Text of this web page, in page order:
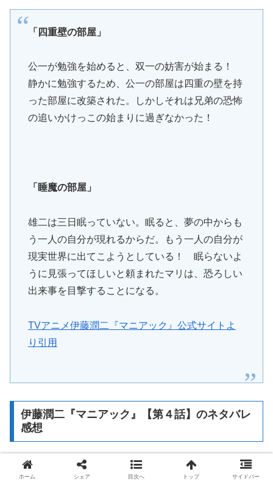
「四重壁の部屋」
公一が勉強を始めると、双一の妨害が始まる！
静かに勉強するため、公一の部屋は四重の壁を持
った部屋に改築された。しかしそれは兄弟の恐怖
の追いかけっこの始まりに過ぎなかった！
「睡魔の部屋」
雄二は三日眠っていない。眠ると、夢の中からも
う一人の自分が現れるからだ。もう一人の自分が
現実世界に出てこようとしている！ 眠らないよ
うに見張ってほしいと頼まれたマリは、恐ろしい
出来事を目撃することになる。
TVアニメ伊藤潤二『マニアック』公式サイトよ
り引用
伊藤潤二『マニアック』【第４話】のネタバレ
感想
勉強の邪魔をした結果は自分に跳ね返る？夢の中の自
ホーム シェア 目次へ トップ サイドバー